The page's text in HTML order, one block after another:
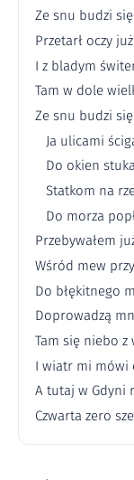
Ze snu budzi się
Przetarł oczy
I z bladym
Tam w dole
Ze snu budzi się
Ja ulicami
Do okien
Statkom na
Do morza
Przebywałem
Wśród mew
Do błękitnego
Doprowadzą
Tam się niebo z
I wiatr mi mówi
A tutaj w Gdyni
Czwarta zero